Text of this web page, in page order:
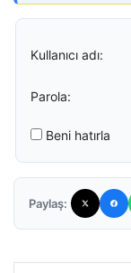
Kullanıcı adı:
Parola:
Beni hatırla
Paylaş: